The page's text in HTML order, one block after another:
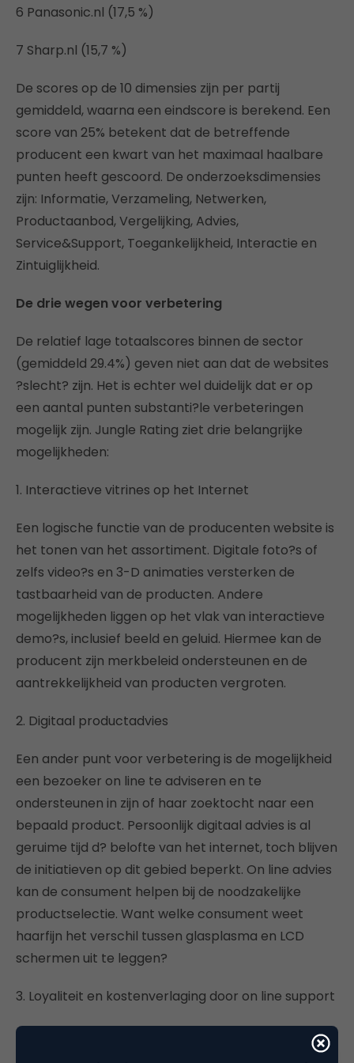
6 Panasonic.nl (17,5 %)
7 Sharp.nl (15,7 %)
De scores op de 10 dimensies zijn per partij
gemiddeld, waarna een eindscore is berekend. Een
score van 25% betekent dat de betreffende
producent een kwart van het maximaal haalbare
punten heeft gescoord. De onderzoeksdimensies
zijn: Informatie, Verzameling, Netwerken,
Productaanbod, Vergelijking, Advies,
Service&Support, Toegankelijkheid, Interactie en
Zintuiglijkheid.
De drie wegen voor verbetering
De relatief lage totaalscores binnen de sector
(gemiddeld 29.4%) geven niet aan dat de websites
?slecht? zijn. Het is echter wel duidelijk dat er op
een aantal punten substanti?le verbeteringen
mogelijk zijn. Jungle Rating ziet drie belangrijke
mogelijkheden:
1. Interactieve vitrines op het Internet
Een logische functie van de producenten website is
het tonen van het assortiment. Digitale foto?s of
zelfs video?s en 3-D animaties versterken de
tastbaarheid van de producten. Andere
mogelijkheden liggen op het vlak van interactieve
demo?s, inclusief beeld en geluid. Hiermee kan de
producent zijn merkbeleid ondersteunen en de
aantrekkelijkheid van producten vergroten.
2. Digitaal productadvies
Een ander punt voor verbetering is de mogelijkheid
een bezoeker on line te adviseren en te
ondersteunen in zijn of haar zoektocht naar een
bepaald product. Persoonlijk digitaal advies is al
geruime tijd d? belofte van het internet, toch blijven
de initiatieven op dit gebied beperkt. On line advies
kan de consument helpen bij de noodzakelijke
productselectie. Want welke consument weet
haarfijn het verschil tussen glasplasma en LCD
schermen uit te leggen?
3. Loyaliteit en kostenverlaging door on line support
Ten slotte is het service en supportgedeelte van de
website een gebied waar nog veel te verbeteren